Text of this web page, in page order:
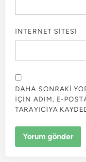
İNTERNET SITESI
DAHA SONRAKI
IÇIN ADIM, E-
TARAYICIYA